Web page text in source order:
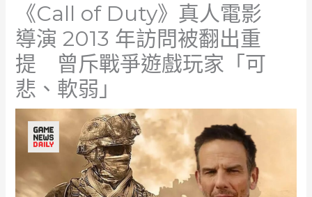
《Call of Duty》真人電影
導演 2013 年訪問被翻出重
提 曾斥戰爭遊戲玩家「可
悲、軟弱」